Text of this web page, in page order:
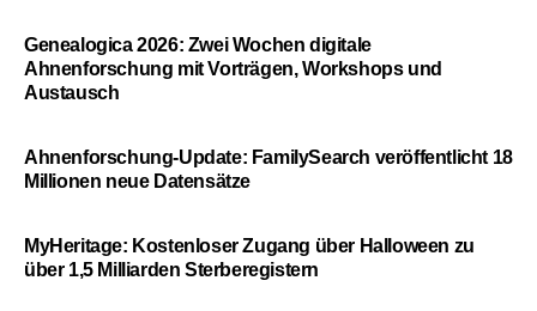
Genealogica 2026: Zwei Wochen digitale
Ahnenforschung mit Vorträgen, Workshops und
Austausch
Ahnenforschung-Update: FamilySearch veröffentlicht 18
Millionen neue Datensätze
MyHeritage: Kostenloser Zugang über Halloween zu
über 1,5 Milliarden Sterberegistern